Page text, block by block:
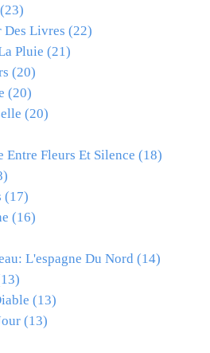
(23)
Des Livres (22)
Pluie (21)
(20)
(20)
(20)
Entre Fleurs Et Silence (18)
(17)
(16)
L'espagne Du Nord (14)
(13)
(13)